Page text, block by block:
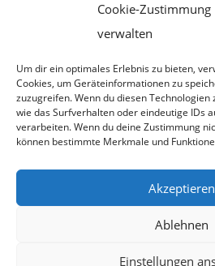
Cookie-Zustimmung
verwalten
Um dir ein optimales Erlebnis zu bieten,
Cookies, um Geräteinformationen zu
zuzugreifen. Wenn du diesen
wie das Surfverhalten oder eindeutige IDs
verarbeiten. Wenn du deine Zustimmung
können bestimmte Merkmale und
Akzeptieren
Ablehnen
Einstellungen
Trotz sorgfältiger inhaltlicher
Haftung für die Inhalte externer
verantwortlich.
Weitere Informationen
Wir sind
Partner
Spenden